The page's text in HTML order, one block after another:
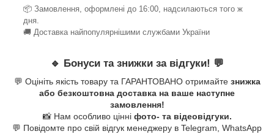
📦 Замовлення, оформлені до 16:00, надсилаються того ж
дня.
🚚 Доставка найпопулярнішими службами України
🔹 Бонуси та знижки за відгуки! 💬
💬 Оцініть якість товару та ГАРАНТОВАНО отримайте знижка
або безкоштовна доставка на ваше наступне
замовлення!
📸 Нам особливо цінні фото- та відеовідгуки.
💬 Повідомте про свій відгук менеджеру в Telegram, WhatsApp